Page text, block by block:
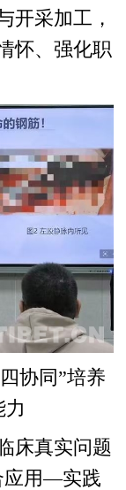
开采加工，
怀、强化职
协同”培养
床真实问题
应用—实践